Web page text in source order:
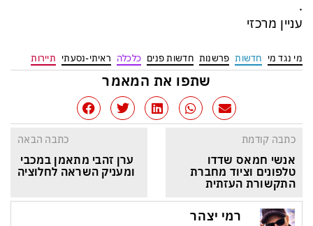
.
עניין מרכזי
מי נגד מי חדשות פרשנות חדשות פנים כלכלה ראיתי-נסעתי תיירות
שתפו את המאמר
כתבה קודמת
אנשי חמאס שדדו
טלפונים וציוד מחברת
התקשורת העזתית
כתבה הבאה
ערן זהבי מתאמן במכבי
ומעניק השראה לחלוציה
רמי יצהר